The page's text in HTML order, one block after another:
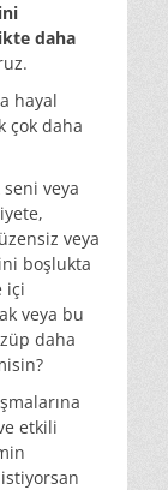
daha
hayal
çok daha
veya
veya
boşlukta
içi
veya bu
daha
etkili
istiyorsan